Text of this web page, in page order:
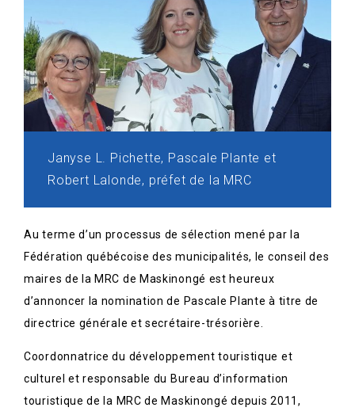
Janyse L. Pichette, Pascale Plante et
Robert Lalonde, préfet de la MRC
Au terme d’un processus de sélection mené par la
Fédération québécoise des municipalités, le conseil des
maires de la MRC de Maskinongé est heureux
d’annoncer la nomination de Pascale Plante à titre de
directrice générale et secrétaire-trésorière.
Coordonnatrice du développement touristique et
culturel et responsable du Bureau d’information
touristique de la MRC de Maskinongé depuis 2011,